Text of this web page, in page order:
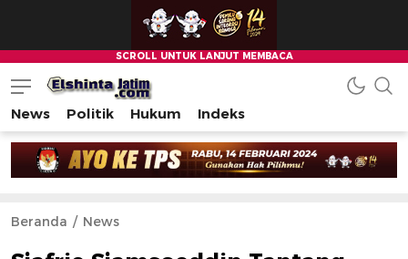
News Politik Hukum Indeks
Beranda News